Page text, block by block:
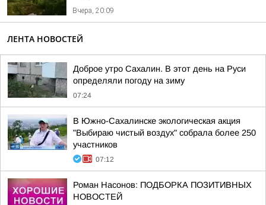
Вчера, 20:09
ЛЕНТА НОВОСТЕЙ
Доброе утро Сахалин. В этот день на Руси
определяли погоду на зиму
07:24
В Южно-Сахалинске экологическая акция
"Выбираю чистый воздух" собрала более 250
участников
07:12
Роман Насонов: ПОДБОРКА ПОЗИТИВНЫХ
НОВОСТЕЙ